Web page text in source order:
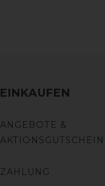
EINKAUFEN
ANGEBOTE &
ZAHLUNG